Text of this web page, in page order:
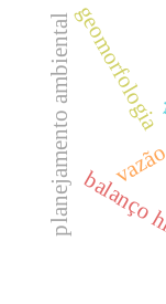
vazão
geomorfologia
planejamento ambiental